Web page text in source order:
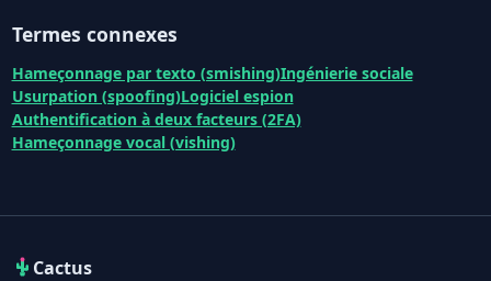
Termes connexes
Hameçonnage par texto (smishing)Ingénierie sociale
Usurpation (spoofing)Logiciel espion
Authentification à deux facteurs (2FA)
Hameçonnage vocal (vishing)
Cactus